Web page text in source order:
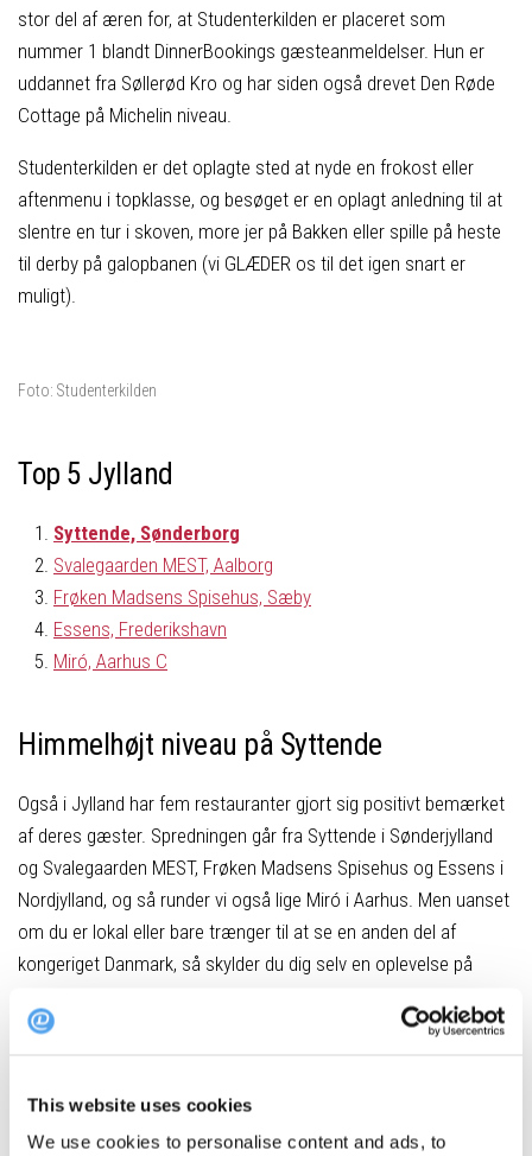
This website uses cookies
We use cookies to personalise content and ads, to
stor del af æren for, at Studenterkilden er placeret som
nummer 1 blandt DinnerBookings gæsteanmeldelser. Hun er
uddannet fra Søllerød Kro og har siden også drevet Den Røde
Cottage på Michelin niveau.
Studenterkilden er det oplagte sted at nyde en frokost eller
aftenmenu i topklasse, og besøget er en oplagt anledning til at
slentre en tur i skoven, more jer på Bakken eller spille på heste
til derby på galopbanen (vi GLÆDER os til det igen snart er
muligt).
Foto: Studenterkilden
Top 5 Jylland
Syttende, Sønderborg
Svalegaarden MEST, Aalborg
Frøken Madsens Spisehus, Sæby
Essens, Frederikshavn
Miró, Aarhus C
Himmelhøjt niveau på Syttende
Også i Jylland har fem restauranter gjort sig positivt bemærket
af deres gæster. Spredningen går fra Syttende i Sønderjylland
og Svalegaarden MEST, Frøken Madsens Spisehus og Essens i
Nordjylland, og så runder vi også lige Miró i Aarhus. Men uanset
om du er lokal eller bare trænger til at se en anden del af
kongeriget Danmark, så skylder du dig selv en oplevelse på
Masterchef-dommer Jesper Kochs
dogmerne er droppet. I stedet er køkkenet sat fri til mesterligt